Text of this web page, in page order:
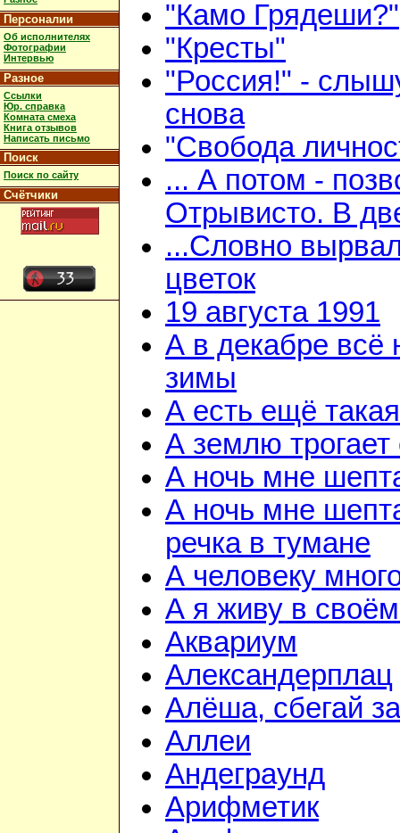
Персоналии
Об исполнителях
Фотографии
Интервью
Разное
Ссылки
Юр. справка
Комната смеха
Книга отзывов
Написать письмо
Поиск
Поиск по сайту
Счётчики
"Камо Грядеши?"
"Кресты"
"Россия!" -
снова
"Свобода
... А потом -
Отрывисто. В
...Словно
цветок
19 августа 1991
А в декабре всё
зимы
А есть ещё
А землю трогает
А ночь мне
А ночь мне
речка в тумане
А человеку
А я живу в своём
Аквариум
Александерплац
Алёша, сбегай
Аллеи
Андеграунд
Арифметик